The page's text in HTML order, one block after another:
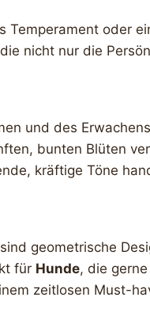
Temperament oder
nicht nur die
und des
bunten Blüten
kräftige Töne
sind geometrische
für Hunde, die
zeitlosen Must-